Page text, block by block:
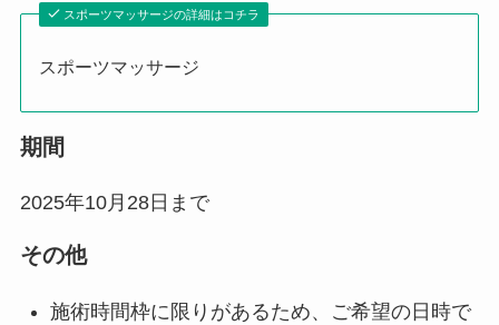
スポーツマッサージの詳細はコチラ
スポーツマッサージ
期間
2025年10月28日まで
その他
施術時間枠に限りがあるため、ご希望の日時で